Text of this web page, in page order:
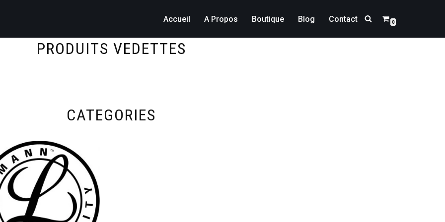
Accueil A Propos Boutique Blog Contact 0
PRODUITS VEDETTES
CATEGORIES